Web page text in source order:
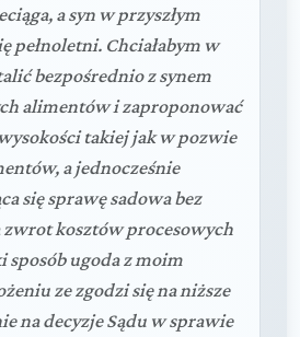
a syn w przyszłym
pełnoletni. Chciałabym w
bezpośrednio z synem
alimentów i zaproponować
takiej jak w pozwie
a jednocześnie
się sprawę sadowa bez
zwrot kosztów procesowych
sposób ugoda z moim
ze zgodzi się na niższe
na decyzje Sądu w sprawie